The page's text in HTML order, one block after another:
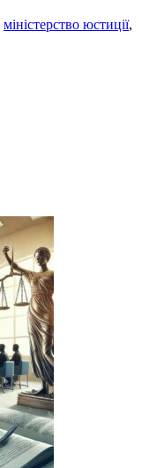
міністерство юстиції,